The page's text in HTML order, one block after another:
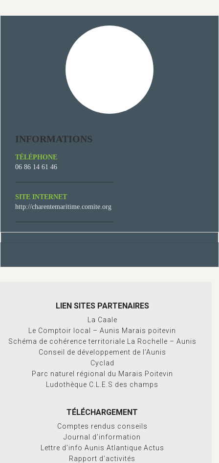
INFORMATIONS
TÉLÉPHONE
06 86 14 61 46
SITE INTERNET
http://charentemaritime.comite.org
LIEN SITES PARTENAIRES
La Caale
Le Comptoir local – Aunis Marais poitevin
Schéma de cohérence territoriale La Rochelle – Aunis
Conseil de développement de l’Aunis
Cyclad
Parc naturel régional du Marais Poitevin
Ludothèque C.L.E.S des champs
TÉLÉCHARGEMENT
Comptes rendus conseils
Journal d’information
Lettre d’info Aunis Atlantique Actus
Rapport d’activités